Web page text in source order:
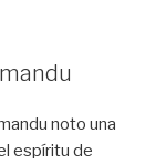
noto una
espíritu de